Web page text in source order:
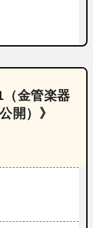
金管楽器
開）》